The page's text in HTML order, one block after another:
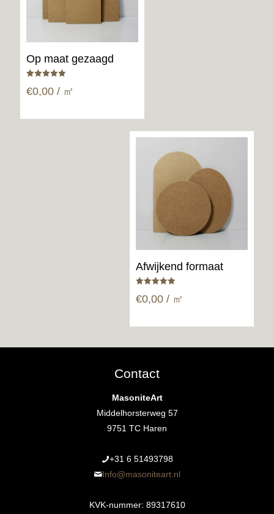
Op maat gezaagd
5.00
€0,00 / ㎡
Afwijkend formaat
5.00
uit 5
€0,00/ ㎡
Contact
MasoniteArt
Middelhorsterweg 57
9751 TC Haren
+31 6 51493798‬
Info@masoniteart.nl
KVK-nummer: 89317610